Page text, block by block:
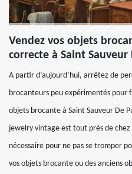
Vendez vos objets
correcte à Saint
A partir d’aujourd’hui, arrêtez de
brocanteurs peu expérimentés pour
objets brocante à Saint Sauveur De
jewelry vintage est tout près de
nécessaire pour ne pas se tromper
vos objets brocante ou des anciens